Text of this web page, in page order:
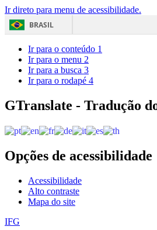
Ir direto para menu de acessibilidade.
BRASIL
Ir para o conteúdo 1
Ir para o menu 2
Ir para a busca 3
Ir para o rodapé 4
GTranslate - Tradução
Opções de acessibilidade
Acessibilidade
Alto contraste
Mapa do site
IFG